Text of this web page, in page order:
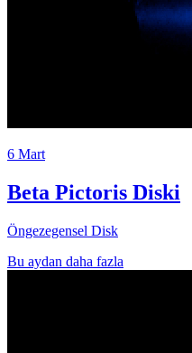
6 Mart
Beta Pictoris Diski
Öngezegensel Disk
Bu aydan daha fazla